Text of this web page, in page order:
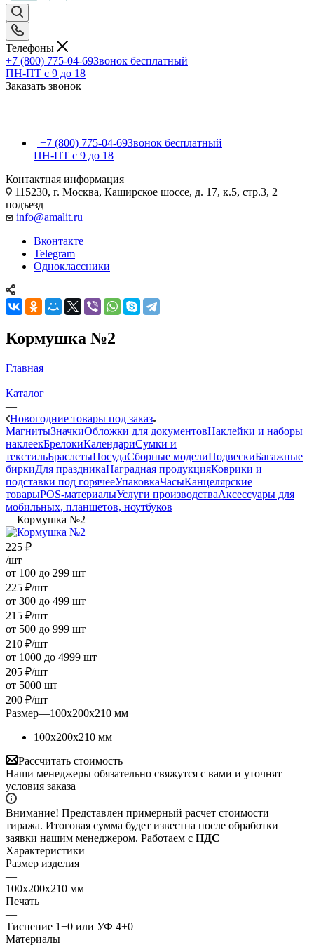
Телефоны
+7 (800) 775-04-69Звонок бесплатный
ПН-ПТ c 9 до 18
Заказать звонок
+7 (800) 775-04-69Звонок бесплатный
ПН-ПТ c 9 до 18
Контактная информация
115230, г. Москва, Каширское шоссе, д. 17, к.5, стр.3, 2
подъезд
info@amalit.ru
Вконтакте
Telegram
Одноклассники
Кормушка №2
Главная
—
Каталог
—
Новогодние товары под заказ
МагнитыЗначкиОбложки для документовНаклейки и наборы
наклеекБрелокиКалендариСумки и
текстильБраслетыПосудаСборные моделиПодвескиБагажные
биркиДля праздникаНаградная продукцияКоврики и
подставки под горячееУпаковкаЧасыКанцелярские
товарыPOS-материалыУслуги производстваАксессуары для
мобильных, планшетов, ноутбуков
—Кормушка №2
225 ₽
/шт
от 100 до 299 шт
225 ₽/шт
от 300 до 499 шт
215 ₽/шт
от 500 до 999 шт
210 ₽/шт
от 1000 до 4999 шт
205 ₽/шт
от 5000 шт
200 ₽/шт
Размер—100х200х210 мм
100х200х210 мм
Рассчитать стоимость
Наши менеджеры обязательно свяжутся с вами и уточнят
условия заказа
Внимание! Представлен примерный расчет стоимости
тиража. Итоговая сумма будет известна после обработки
заявки нашим менеджером. Работаем с НДС
Характеристики
Размер изделия
—
100х200х210 мм
Печать
—
Тиснение 1+0 или УФ 4+0
Материалы